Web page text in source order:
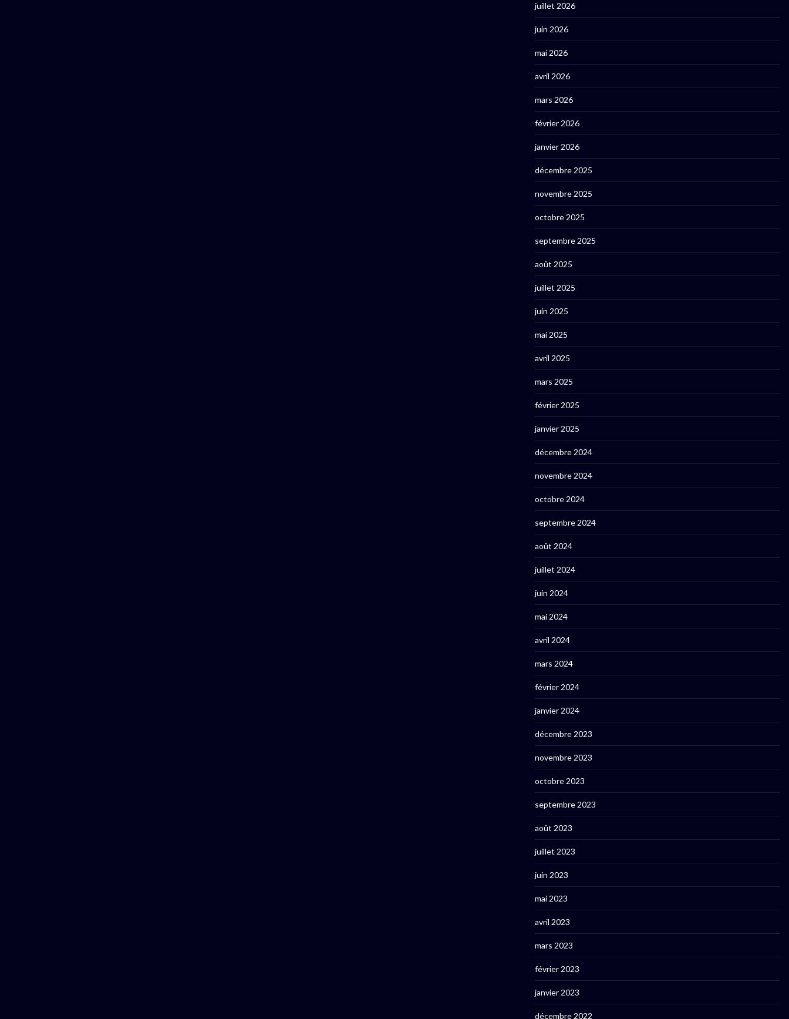
juillet 2026
juin 2026
mai 2026
avril 2026
mars 2026
février 2026
janvier 2026
décembre 2025
novembre 2025
octobre 2025
septembre 2025
août 2025
juillet 2025
juin 2025
mai 2025
avril 2025
mars 2025
février 2025
janvier 2025
décembre 2024
novembre 2024
octobre 2024
septembre 2024
août 2024
juillet 2024
juin 2024
mai 2024
avril 2024
mars 2024
février 2024
janvier 2024
décembre 2023
novembre 2023
octobre 2023
septembre 2023
août 2023
juillet 2023
juin 2023
mai 2023
avril 2023
mars 2023
février 2023
janvier 2023
décembre 2022